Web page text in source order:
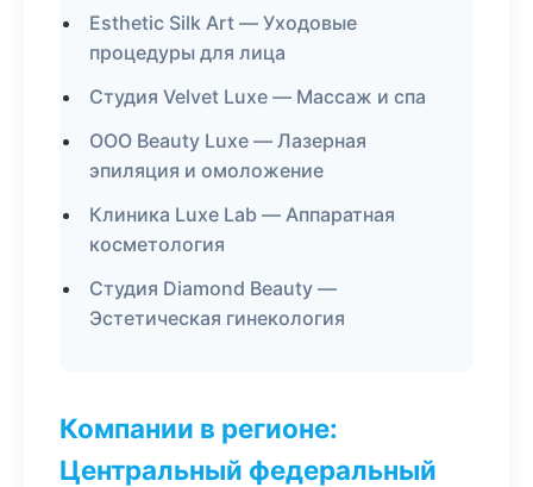
Esthetic Silk Art — Уходовые
процедуры для лица
Студия Velvet Luxe — Массаж и спа
ООО Beauty Luxe — Лазерная
эпиляция и омоложение
Клиника Luxe Lab — Аппаратная
косметология
Студия Diamond Beauty —
Эстетическая гинекология
Компании в регионе:
Центральный федеральный